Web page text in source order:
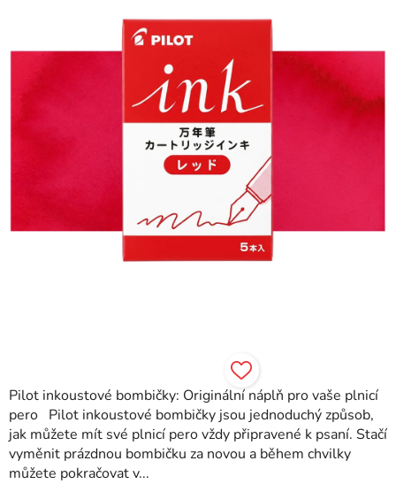
Pilot inkoustové bombičky: Originální náplň pro vaše plnicí
pero Pilot inkoustové bombičky jsou jednoduchý způsob,
jak můžete mít své plnicí pero vždy připravené k psaní. Stačí
vyměnit prázdnou bombičku za novou a během chvilky
můžete pokračovat v...